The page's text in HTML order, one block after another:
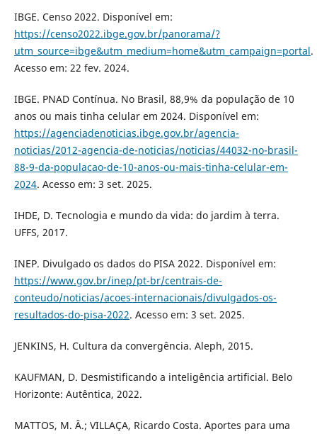
IBGE. Censo 2022. Disponível em:
https://censo2022.ibge.gov.br/panorama/?
utm_source=ibge&utm_medium=home&utm_campaign=portal.
Acesso em: 22 fev. 2024.
IBGE. PNAD Contínua. No Brasil, 88,9% da população de 10
anos ou mais tinha celular em 2024. Disponível em:
https://agenciadenoticias.ibge.gov.br/agencia-
noticias/2012-agencia-de-noticias/noticias/44032-no-brasil-
88-9-da-populacao-de-10-anos-ou-mais-tinha-celular-em-
2024. Acesso em: 3 set. 2025.
IHDE, D. Tecnologia e mundo da vida: do jardim à terra.
UFFS, 2017.
INEP. Divulgado os dados do PISA 2022. Disponível em:
https://www.gov.br/inep/pt-br/centrais-de-
conteudo/noticias/acoes-internacionais/divulgados-os-
resultados-do-pisa-2022. Acesso em: 3 set. 2025.
JENKINS, H. Cultura da convergência. Aleph, 2015.
KAUFMAN, D. Desmistificando a inteligência artificial. Belo
Horizonte: Autêntica, 2022.
MATTOS, M. Â.; VILLAÇA, Ricardo Costa. Aportes para uma